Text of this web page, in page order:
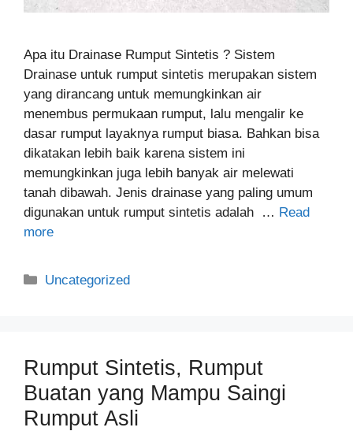
Apa itu Drainase Rumput Sintetis ? Sistem
Drainase untuk rumput sintetis merupakan sistem
yang dirancang untuk memungkinkan air
menembus permukaan rumput, lalu mengalir ke
dasar rumput layaknya rumput biasa. Bahkan bisa
dikatakan lebih baik karena sistem ini
memungkinkan juga lebih banyak air melewati
tanah dibawah. Jenis drainase yang paling umum
digunakan untuk rumput sintetis adalah … Read
more
Categories
Uncategorized
Rumput Sintetis, Rumput
Buatan yang Mampu Saingi
Rumput Asli